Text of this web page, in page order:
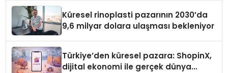
Küresel rinoplasti pazarının 2030’da
9,6 milyar dolara ulaşması bekleniyor
Türkiye’den küresel pazara: ShopinX,
dijital ekonomi ile gerçek dünya